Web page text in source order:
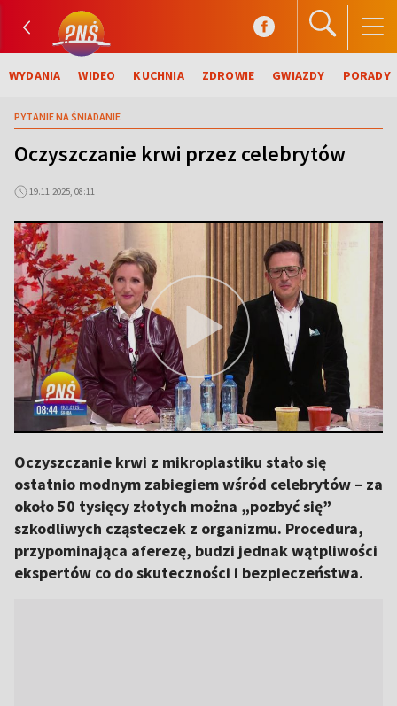
WYDANIA WIDEO KUCHNIA ZDROWIE GWIAZDY PORADY
PYTANIE NA ŚNIADANIE
Oczyszczanie krwi przez celebrytów
19.11.2025, 08:11
Oczyszczanie krwi z mikroplastiku stało się
ostatnio modnym zabiegiem wśród celebrytów – za
około 50 tysięcy złotych można „pozbyć się”
szkodliwych cząsteczek z organizmu. Procedura,
przypominająca aferezę, budzi jednak wątpliwości
ekspertów co do skuteczności i bezpieczeństwa.